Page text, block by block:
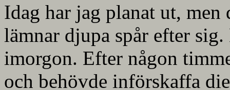
Idag har jag planat ut, men
lämnar djupa spår efter
imorgon. Efter någon
och behövde införskaffa